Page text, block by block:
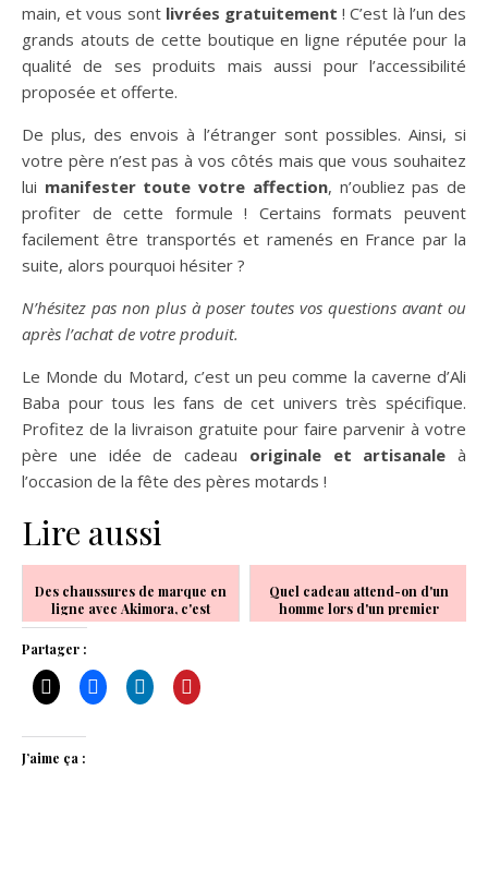
main, et vous sontlivrées gratuitement ! C’est là l’un des
grands atouts de cette boutique en ligne réputée pour la
qualité de ses produits mais aussi pour l’accessibilité
proposée et offerte.
De plus, des envois à l’étranger sont possibles. Ainsi, si
votre père n’est pas à vos côtés mais que vous souhaitez
lui manifester toute votre affection, n’oubliez pas de
profiter de cette formule ! Certains formats peuvent
facilement être transportés et ramenés en France par la
suite, alors pourquoi hésiter ?
N’hésitez pas non plus à poser toutes vos questions avant ou
après l’achat de votre produit.
Le Monde du Motard, c’est un peu comme la caverne d’Ali
Baba pour tous les fans de cet univers très spécifique.
Profitez de la livraison gratuite pour faire parvenir à votre
père une idée de cadeau originale et artisanale à
l’occasion de la fête des pères motards !
Lire aussi
Des chaussures de marque en
ligne avec Akimora, c'est
possible !
Quel cadeau attend-on d'un
homme lors d'un premier
anniversaire ?
Partager :
J’aime ça :